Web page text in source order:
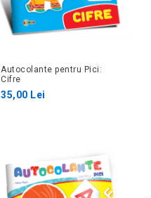
Autocolante pentru Pici:
Cifre
35,00 Lei